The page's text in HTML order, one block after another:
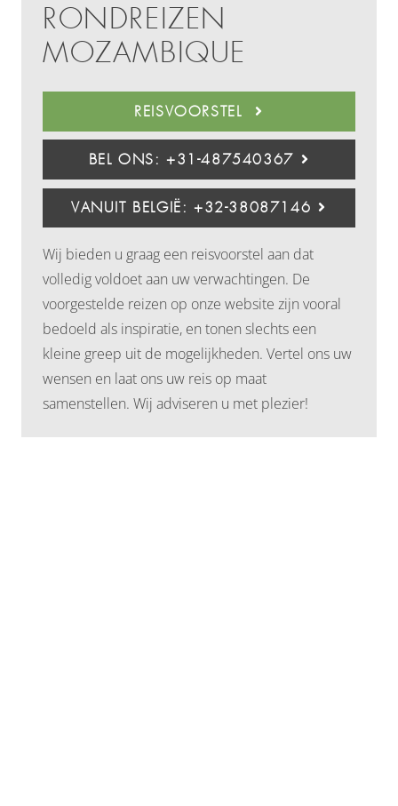
RONDREIZEN
MOZAMBIQUE
REISVOORSTEL
BEL ONS: +31-487540367
VANUIT BELGIË: +32-38087146
Wij bieden u graag een reisvoorstel aan dat
volledig voldoet aan uw verwachtingen. De
voorgestelde reizen op onze website zijn vooral
bedoeld als inspiratie, en tonen slechts een
kleine greep uit de mogelijkheden. Vertel ons uw
wensen en laat ons uw reis op maat
samenstellen. Wij adviseren u met plezier!